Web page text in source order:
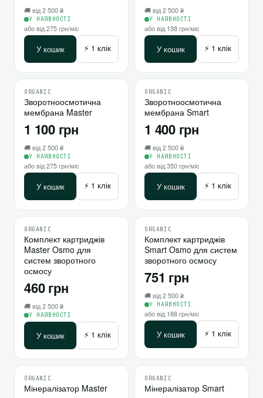
🚚 від 2 500 ₴
У НАЯВНОСТІ
або від 275 грн/міс
У кошик ⚡ 1 клік
🚚 від 2 500 ₴
У НАЯВНОСТІ
або від 138 грн/міс
У кошик ⚡ 1 клік
10
ORGANIC
Зворотноосмотична
мембрана Master
1 100 грн
🚚 від 2 500 ₴
У НАЯВНОСТІ
або від 275 грн/міс
У кошик ⚡ 1 клік
10
ORGANIC
Зворотноосмотична
мембрана Smart
1 400 грн
🚚 від 2 500 ₴
У НАЯВНОСТІ
або від 350 грн/міс
У кошик ⚡ 1 клік
ORGANIC
Комплект картриджів
Master Osmo для
систем зворотного
осмосу
460 грн
🚚 від 2 500 ₴
У НАЯВНОСТІ
У кошик ⚡ 1 клік
⇄
ORGANIC
Комплект картриджів
Smart Osmo для систем
зворотного осмосу
751 грн
🚚 від 2 500 ₴
У НАЯВНОСТІ
або від 188 грн/міс
У кошик ⚡ 1 клік
ORGANIC
Мінералізатор Master
10
ORGANIC
Мінералізатор Smart